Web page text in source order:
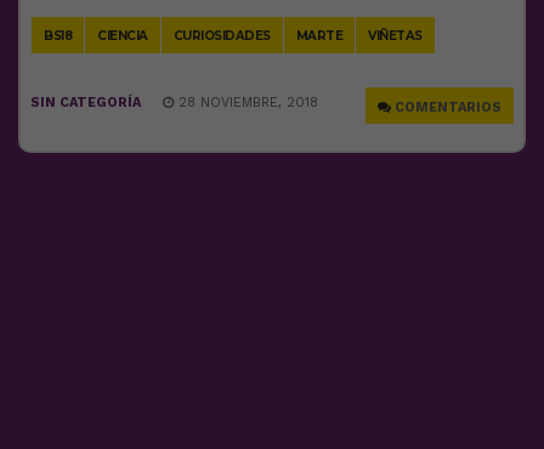
BS18 CIENCIA CURIOSIDADES MARTE VIÑETAS
COMENTARIOS
SIN CATEGORÍA 28 NOVIEMBRE, 2018